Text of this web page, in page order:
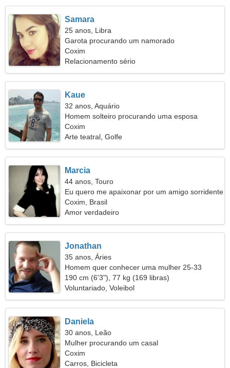
Samara
25 anos, Libra
Garota procurando um namorado
Coxim
Relacionamento sério
Kaue
32 anos, Aquário
Homem solteiro procurando uma esposa
Coxim
Arte teatral, Golfe
Marcia
44 anos, Touro
Eu quero me apaixonar por um amigo sorridente
Coxim, Brasil
Amor verdadeiro
Jonathan
35 anos, Áries
Homem quer conhecer uma mulher 25-33
190 cm (6'3"), 77 kg (169 libras)
Voluntariado, Voleibol
Daniela
30 anos, Leão
Mulher procurando um casal
Coxim
Carros, Bicicleta